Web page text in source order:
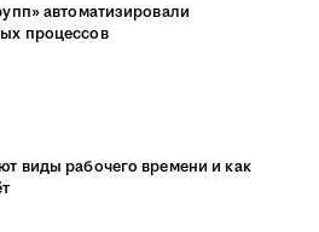
автоматизировали
процессов
виды рабочего времени и как